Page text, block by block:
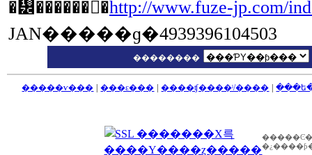
�᡼������󥯡�http://www.fuze-jp.com/
JAN�����ɡ�4939396104503
��������
�����ѵ��� ���ε��� ����ʧ����ˡ/����